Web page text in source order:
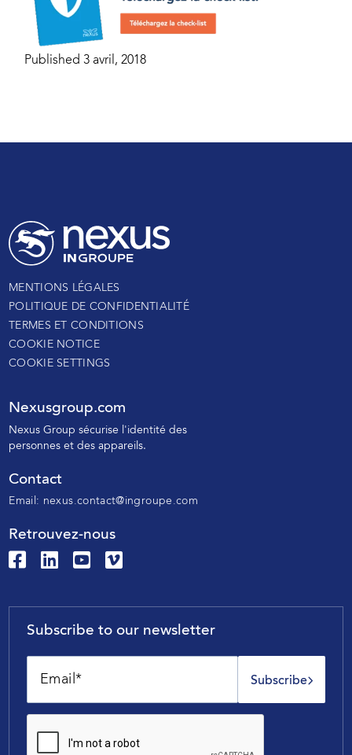
Published 3 avril, 2018
MENTIONS LÉGALES
POLITIQUE DE CONFIDENTIALITÉ
TERMES ET CONDITIONS
COOKIE NOTICE
COOKIE SETTINGS
Nexusgroup.com
Nexus Group sécurise l'identité des
personneset des appareils.
Contact
Email: nexus.contact@ingroupe.com
Retrouvez-nous
Subscribe to our newsletter
Subscribe